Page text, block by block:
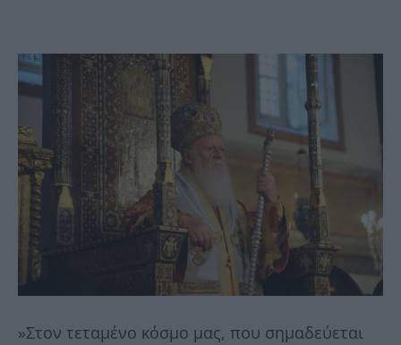
»Στον τεταμένο κόσμο μας, που σημαδεύεται